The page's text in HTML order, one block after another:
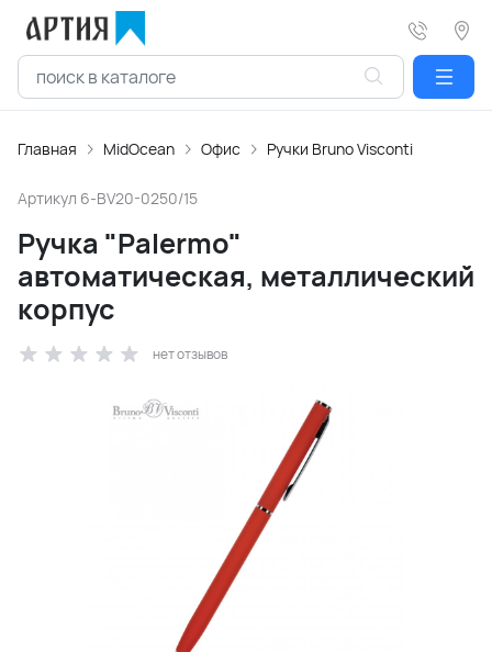
Главная MidOcean Офис Ручки Bruno Visconti
Артикул 6-BV20-0250/15
Ручка "Palermo"
автоматическая, металлический
корпус
нет отзывов